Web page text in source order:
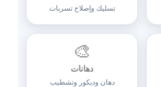
تسليك وإصلاح تسربات
🎨
دهانات
دهان وديكور وتشطيب